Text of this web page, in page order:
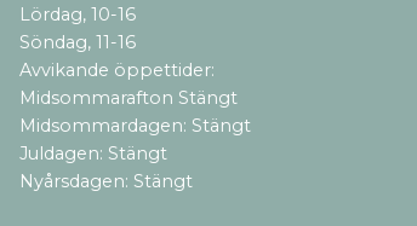
Lördag, 10-16
Söndag, 11-16
Avvikande öppettider:
Midsommarafton Stängt
Midsommardagen: Stängt
Juldagen: Stängt
Nyårsdagen: Stängt